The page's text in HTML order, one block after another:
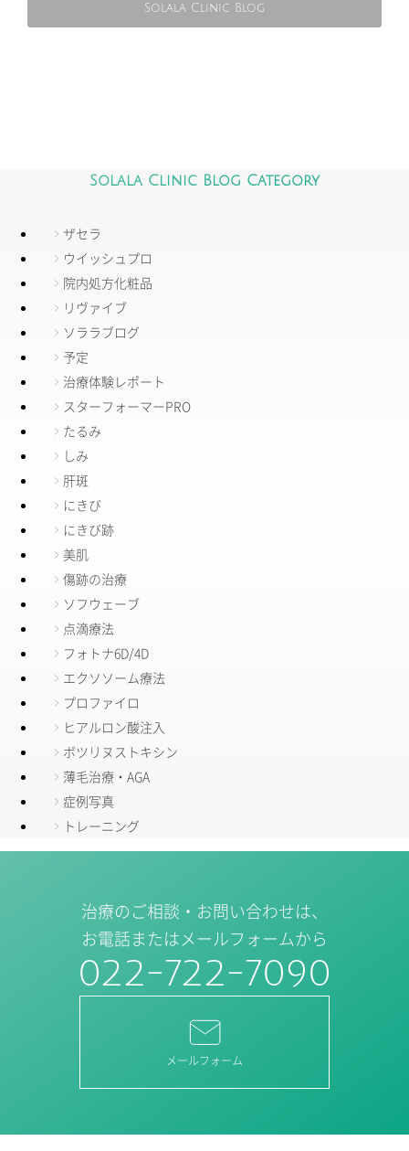
Solala Clinic Blog
Solala Clinic Blog Category
ザセラ
ウイッシュプロ
院内処方化粧品
リヴァイブ
ソララブログ
予定
治療体験レポート
スターフォーマーPRO
たるみ
しみ
肝斑
にきび
にきび跡
美肌
傷跡の治療
ソフウェーブ
点滴療法
フォトナ6D/4D
エクソソーム療法
プロファイロ
ヒアルロン酸注入
ボツリヌストキシン
薄毛治療・AGA
症例写真
トレーニング
治療のご相談・お問い合わせは、
お電話またはメールフォームから
022-722-7090
メールフォーム